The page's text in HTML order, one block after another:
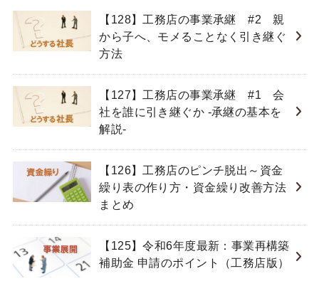
【128】工務店の事業承継 #2 親
から子へ、モメることなく引き継ぐ
方法
【127】工務店の事業承継 #1 会
社を誰に引き継ぐか -承継の基本を
解説-
【126】工務店のピンチ脱出～資金
繰り表の作り方・資金繰り改善方法
まとめ
【125】令和6年度最新：事業再構築
補助金 申請のポイント（工務店版）